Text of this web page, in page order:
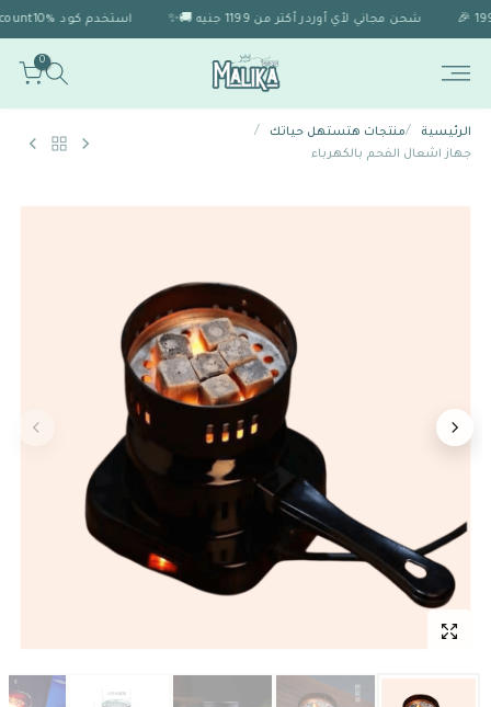
استخدم كود Discount10% 🎁 للحصول على خصم 10% لو الاوردر اكتر من 1999 🎉 شحن مجاني لأي أوردر أكتر من 1199 جنيه 🚚✨
0
الرئيسية /منتجات هتستهل حياتك /
جهاز اشعال الفحم بالكهرباء